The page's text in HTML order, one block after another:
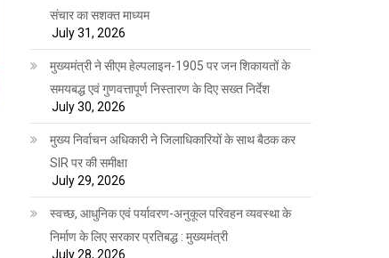
संचार का सशक्त माध्यम
July 31, 2026
मुख्यमंत्री ने सीएम हेल्पलाइन-1905 पर जन शिकायतों के
समयबद्ध एवं गुणवत्तापूर्ण निस्तारण के दिए सख्त निर्देश
July 30, 2026
मुख्य निर्वाचन अधिकारी ने जिलाधिकारियों के साथ बैठक कर
SIR पर की समीक्षा
July 29, 2026
स्वच्छ, आधुनिक एवं पर्यावरण-अनुकूल परिवहन व्यवस्था के
निर्माण के लिए सरकार प्रतिबद्ध : मुख्यमंत्री
July 28, 2026